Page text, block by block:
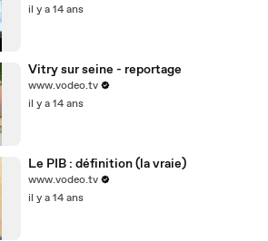
il y a 14 ans
Vitry sur seine - reportage
www.vodeo.tv
il y a 14 ans
Le PIB : définition (la vraie)
www.vodeo.tv
il y a 14 ans